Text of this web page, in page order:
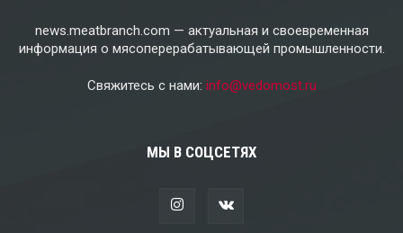
news.meatbranch.com — актуальная и своевременная
информация о мясоперерабатывающей промышленности.
Свяжитесь с нами: info@vedomost.ru
МЫ В СОЦСЕТЯХ